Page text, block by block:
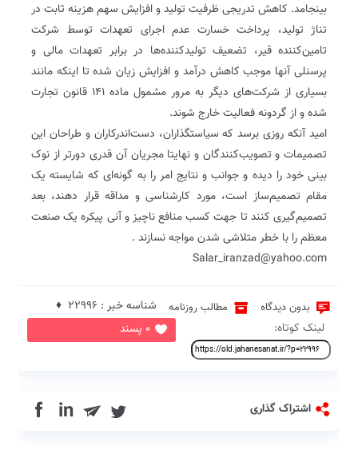
بینجامد. کاهش تدریجی ظرفیت تولید و افزایش سهم هزینه ثابت در
تناژ تولید، پرداخت خسارت عدم اجرای تعهدات توسط شرکت
تامین‌کننده قیر، تضعیف تولید‌کننده‌ها در برابر تعهدات مالی و
پرسنلی آنها موجب کاهش در‌آمد و افزایش زیان شده تا اینکه مانند
بسیاری از شرکت‌های دیگر به مرور مشمول ماده ۱۴۱ قانون تجارت
شده و از گردونه فعالیت خارج شوند.
امید آنکه روزی برسد که سیاستگذاران، دست‌اندر‌کاران و طراحان این
تصمیمات و تصویب‌کنندگان و نهایتا مجریان آن قدری دور‌تر از نوک
‌بینی خود را دیده و جوانب و نتایج امر را به گونه‌ای که شایسته یک
مقام تصمیم‌ساز است، مورد کارشناسی و مداقه قرار دهند، بعد
تصمیم‌گیری کنند تا جهت کسب منافع ناچیز و آنی پیکره یک صنعت
معظم را با خطر متلاشی شدن مواجه نسازند .
Salar_iranzad@yahoo.com
بدون دیدگاه مطالب روزنامه
0 پسند
شناسه خبر : 22996 ♦
لینک کوتاه:
اشتراک گذاری in